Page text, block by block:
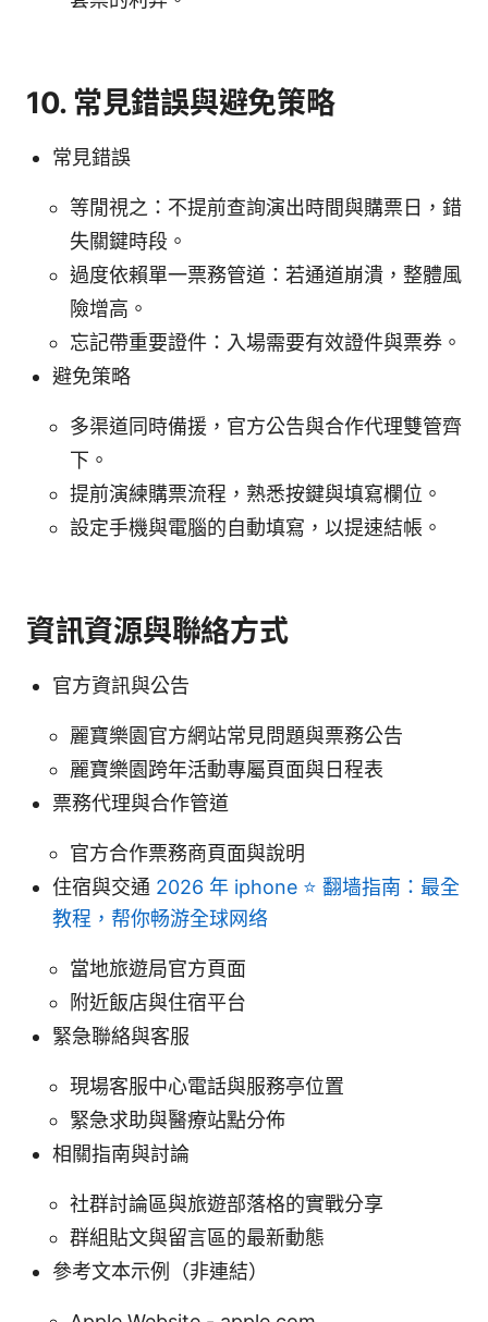
10. 常見錯誤與避免策略
常見錯誤
等閒視之：不提前查詢演出時間與購票日，錯
失關鍵時段。
過度依賴單一票務管道：若通道崩潰，整體風
險增高。
忘記帶重要證件：入場需要有效證件與票券。
避免策略
多渠道同時備援，官方公告與合作代理雙管齊
下。
提前演練購票流程，熟悉按鍵與填寫欄位。
設定手機與電腦的自動填寫，以提速結帳。
資訊資源與聯絡方式
官方資訊與公告
麗寶樂園官方網站常見問題與票務公告
麗寶樂園跨年活動專屬頁面與日程表
票務代理與合作管道
官方合作票務商頁面與說明
住宿與交通 2026 年 iphone ⭐ 翻墙指南：最全
教程，帮你畅游全球网络
當地旅遊局官方頁面
附近飯店與住宿平台
緊急聯絡與客服
現場客服中心電話與服務亭位置
緊急求助與醫療站點分佈
相關指南與討論
社群討論區與旅遊部落格的實戰分享
群組貼文與留言區的最新動態
參考文本示例（非連結）